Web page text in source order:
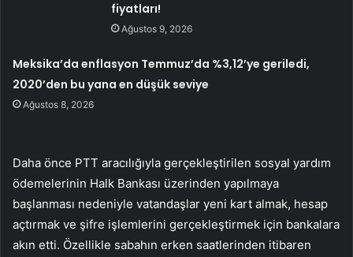
fiyatları!
Ağustos 9, 2026
Meksika’da enflasyon Temmuz’da %3,12’ye geriledi,
2020’den bu yana en düşük seviye
Ağustos 8, 2026
Daha önce PTT aracılığıyla gerçekleştirilen sosyal yardım
ödemelerinin Halk Bankası üzerinden yapılmaya
başlanması nedeniyle vatandaşlar yeni kart almak, hesap
açtırmak ve şifre işlemlerini gerçekleştirmek için bankalara
akın etti. Özellikle sabahın erken saatlerinden itibaren